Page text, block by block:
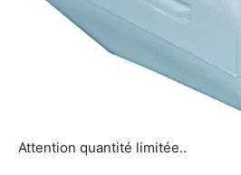
Attention quantité limitée..